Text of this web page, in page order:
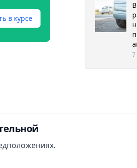
в курсе
7